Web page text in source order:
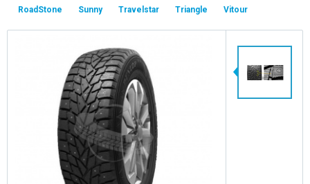
RoadStone Sunny Travelstar Triangle Vitour